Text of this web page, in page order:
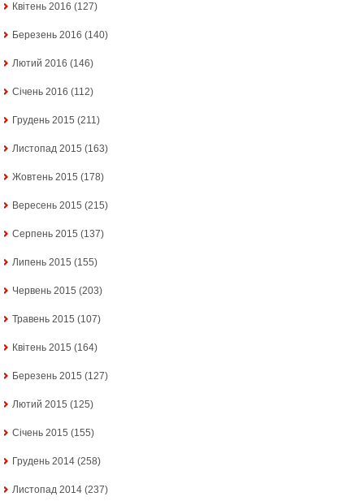
Квітень 2016 (127)
Березень 2016 (140)
Лютий 2016 (146)
Січень 2016 (112)
Грудень 2015 (211)
Листопад 2015 (163)
Жовтень 2015 (178)
Вересень 2015 (215)
Серпень 2015 (137)
Липень 2015 (155)
Червень 2015 (203)
Травень 2015 (107)
Квітень 2015 (164)
Березень 2015 (127)
Лютий 2015 (125)
Січень 2015 (155)
Грудень 2014 (258)
Листопад 2014 (237)